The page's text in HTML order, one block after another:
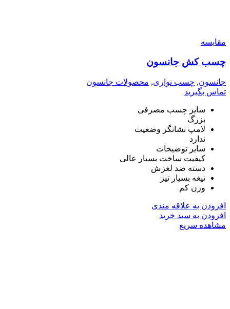
مقایسه
چسب کش جانسون
جانسون, چسب نواری, محصولات جانسون
تماس بگیرید
سایز چسب مصرفی
بزرگ
لامپ نشانگر وضعیت
ندارد
سایر توضیحات
کیفیت ساخت بسیار عالی
دسته ضد لغزش
تیغه بسیار تیز
وزن کم
افزودن به علاقه مندی
افزودن به سبد خرید
مشاهده سریع